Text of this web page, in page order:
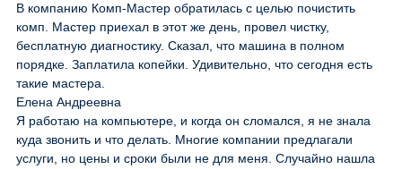
В компанию Комп-Мастер обратилась с целью почистить
комп. Мастер приехал в этот же день, провел чистку,
бесплатную диагностику. Сказал, что машина в полном
порядке. Заплатила копейки. Удивительно, что сегодня есть
такие мастера.
Елена Андреевна
Я работаю на компьютере, и когда он сломался, я не знала
куда звонить и что делать. Многие компании предлагали
услуги, но цены и сроки были не для меня. Случайно нашла